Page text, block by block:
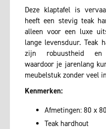
Deze klaptafel is
heeft een stevig teak
alleen voor een luxe
lange levensduur. Teak
zijn robuustheid en
waardoor je jarenlang
meubelstuk zonder veel
Kenmerken:
Afmetingen: 80 x
Teak hardhout